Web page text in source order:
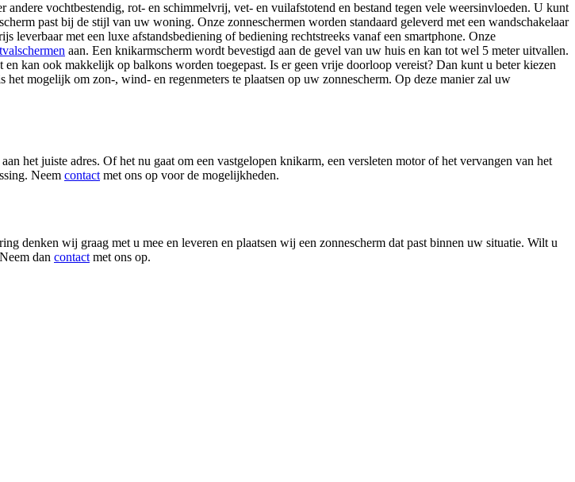
vochtbestendig, rot- en schimmelvrij, vet- en vuilafstotend en bestand tegen vele weersinvloeden. U kunt
past bij de stijl van uw woning. Onze zonneschermen worden standaard geleverd met een wandschakelaar
leverbaar met een luxe afstandsbediening of bediening rechtstreeks vanaf een smartphone. Onze
aan. Een knikarmscherm wordt bevestigd aan de gevel van uw huis en kan tot wel 5 meter uitvallen.
kan ook makkelijk op balkons worden toegepast. Is er geen vrije doorloop vereist? Dan kunt u beter kiezen
mogelijk om zon-, wind- en regenmeters te plaatsen op uw zonnescherm. Op deze manier zal uw
het juiste adres. Of het nu gaat om een vastgelopen knikarm, een versleten motor of het vervangen van het
Neem contact met ons op voor de mogelijkheden.
denken wij graag met u mee en leveren en plaatsen wij een zonnescherm dat past binnen uw situatie. Wilt u
dan contact met ons op.